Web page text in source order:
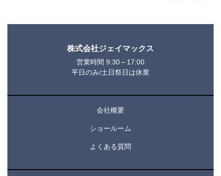
株式会社ジェイマックス
営業時間 9:30～17:00
平日のみ/土日祭日は休業
会社概要
ショールーム
よくある質問